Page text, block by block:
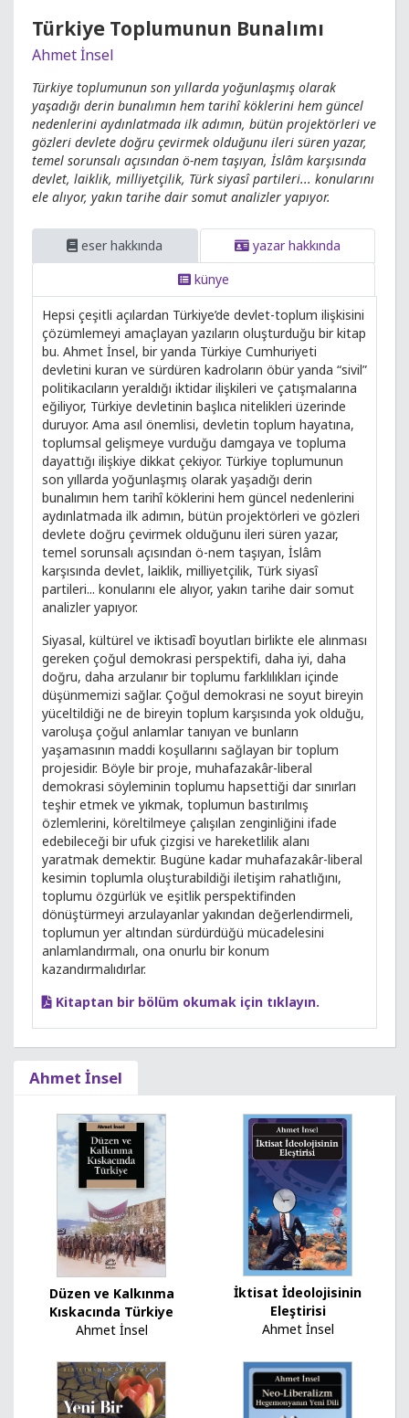
Türkiye Toplumunun Bunalımı
Ahmet İnsel
Türkiye toplumunun son yıllarda yoğunlaşmış olarak
yaşadığı derin bunalımın hem tarihî köklerini hem güncel
nedenlerini aydınlatmada ilk adımın, bütün projektörleri ve
gözleri devlete doğru çevirmek olduğunu ileri süren yazar,
temel sorunsalı açısından ö-nem taşıyan, İslâm karşısında
devlet, laiklik, milliyetçilik, Türk siyasî partileri... konularını
ele alıyor, yakın tarihe dair somut analizler yapıyor.
eser hakkında
yazar hakkında
künye
Hepsi çeşitli açılardan Türkiye’de devlet-toplum ilişkisini
çözümlemeyi amaçlayan yazıların oluşturduğu bir kitap
bu. Ahmet İnsel, bir yanda Türkiye Cumhuriyeti
devletini kuran ve sürdüren kadroların öbür yanda “sivil”
politikacıların yeraldığı iktidar ilişkileri ve çatışmalarına
eğiliyor, Türkiye devletinin başlıca nitelikleri üzerinde
duruyor. Ama asıl önemlisi, devletin toplum hayatına,
toplumsal gelişmeye vurduğu damgaya ve topluma
dayattığı ilişkiye dikkat çekiyor. Türkiye toplumunun
son yıllarda yoğunlaşmış olarak yaşadığı derin
bunalımın hem tarihî köklerini hem güncel nedenlerini
aydınlatmada ilk adımın, bütün projektörleri ve gözleri
devlete doğru çevirmek olduğunu ileri süren yazar,
temel sorunsalı açısından ö-nem taşıyan, İslâm
karşısında devlet, laiklik, milliyetçilik, Türk siyasî
partileri... konularını ele alıyor, yakın tarihe dair somut
analizler yapıyor.
Siyasal, kültürel ve iktisadî boyutları birlikte ele alınması
gereken çoğul demokrasi perspektifi, daha iyi, daha
doğru, daha arzulanır bir toplumu farklılıkları içinde
düşünmemizi sağlar. Çoğul demokrasi ne soyut bireyin
yüceltildiği ne de bireyin toplum karşısında yok olduğu,
varoluşa çoğul anlamlar tanıyan ve bunların
yaşamasının maddi koşullarını sağlayan bir toplum
projesidir. Böyle bir proje, muhafazakâr-liberal
demokrasi söyleminin toplumu hapsettiği dar sınırları
teşhir etmek ve yıkmak, toplumun bastırılmış
özlemlerini, köreltilmeye çalışılan zenginliğini ifade
edebileceği bir ufuk çizgisi ve hareketlilik alanı
yaratmak demektir. Bugüne kadar muhafazakâr-liberal
kesimin toplumla oluşturabildiği iletişim rahatlığını,
toplumu özgürlük ve eşitlik perspektifinden
dönüştürmeyi arzulayanlar yakından değerlendirmeli,
toplumun yer altından sürdürdüğü mücadelesini
anlamlandırmalı, ona onurlu bir konum
kazandırmalıdırlar.
Kitaptan bir bölüm okumak için tıklayın.
Ahmet İnsel
Düzen ve Kalkınma
Kıskacında Türkiye
Ahmet İnsel
İktisat İdeolojisinin
Eleştirisi
Ahmet İnsel